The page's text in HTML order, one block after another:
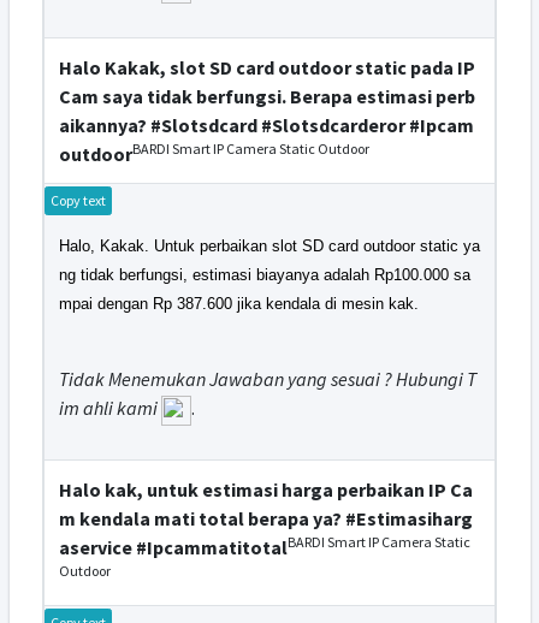
Halo Kakak, slot SD card outdoor static pada IP
Cam saya tidak berfungsi. Berapa estimasi perb
aikannya? #Slotsdcard #Slotsdcarderor #Ipcam
outdoorBARDI Smart IP Camera Static Outdoor
Copy text
Halo, Kakak. Untuk perbaikan slot SD card outdoor static ya
ng tidak berfungsi, estimasi biayanya adalah Rp100.000 sa
mpai dengan Rp 387.600 jika kendala di mesin kak.
Tidak Menemukan Jawaban yang sesuai ? Hubungi T
im ahli kami
.
Halo kak, untuk estimasi harga perbaikan IP Ca
m kendala mati total berapa ya? #Estimasiharg
aservice #IpcammatitotalBARDI Smart IP Camera Static
Outdoor